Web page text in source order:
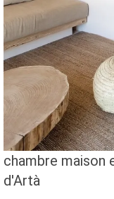
chambre maison
d'Artà